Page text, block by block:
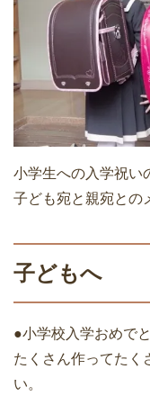
小学生への入学祝い
子ども宛と親宛との
子どもへ
●小学校入学おめで
たくさん作ってたく
い。